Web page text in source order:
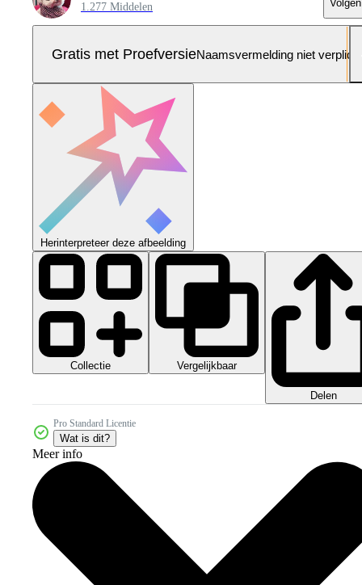
1.277 Middelen Volgen
Gratis met ProefversieNaamsvermelding niet verplicht
Herinterpreteer deze afbeelding
Collectie Vergelijkbaar
Delen
Pro Standard Licentie
Wat is dit?
Meer info